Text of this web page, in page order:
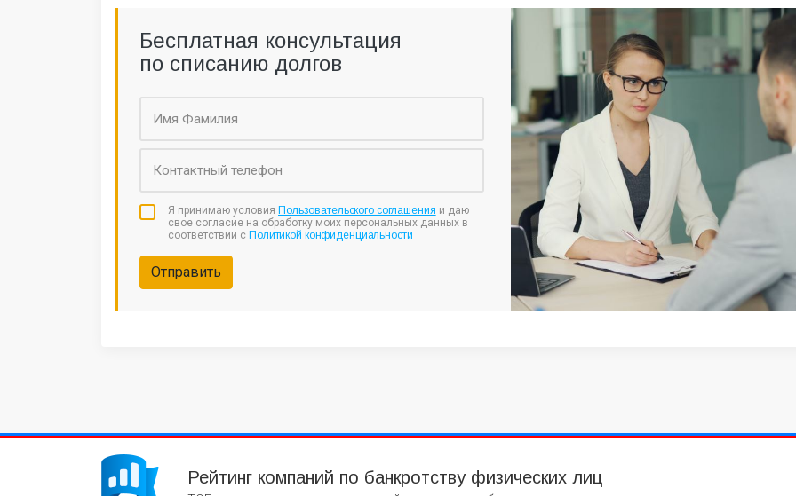
Бесплатная консультация
по списанию долгов
Я принимаю условия Пользовательского соглашения и даю
свое согласие на обработку моих персональных данных в
соответствии с Политикой конфиденциальности
Отправить
Рейтинг компаний по банкротству физических лиц